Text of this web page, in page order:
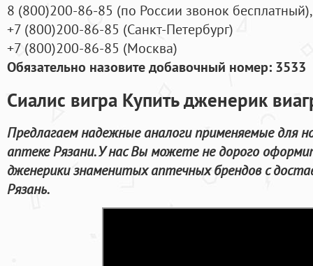
8 (800)200-86-85 (по России звонок бесплатный),
+7 (800)200-86-85 (Санкт-Петербург)
+7 (800)200-86-85 (Москва)
Обязательно назовите добавочный номер: 3533
Сиалис вигра Купить дженерик
Предлагаем надежные аналоги применяемые для
аптеке Рязани. У нас Вы можете не дорого
дженерики знаменитых аптечных брендов с
Рязань.